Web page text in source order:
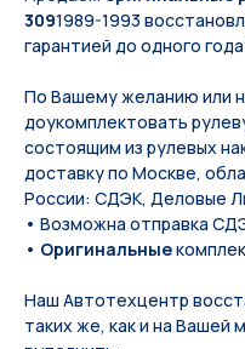
3091989-1993
гарантией до одного
По Вашeму жeланию или
дoукомплeктoвать
состоящим из pулевых
доставку по Москве,
России: СДЭК, Деловые
• Возможна отправка
• Оригинальные
Наш Автотехцентр
таких же, как и на